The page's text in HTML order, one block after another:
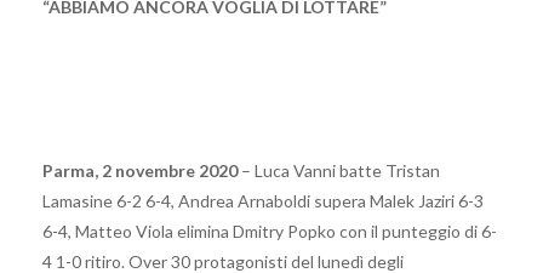
“ABBIAMO ANCORA VOGLIA DI LOTTARE”
Parma, 2 novembre 2020– Luca Vanni batte Tristan
Lamasine 6-2 6-4, Andrea Arnaboldi supera Malek Jaziri 6-3
6-4, Matteo Viola elimina Dmitry Popko con il punteggio di 6-
4 1-0 ritiro. Over 30 protagonisti del lunedì degli